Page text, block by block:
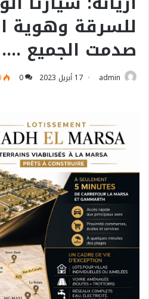
للسرقة وهوية
صدمت الجميع ….
admin 17 أبريل 2023 0